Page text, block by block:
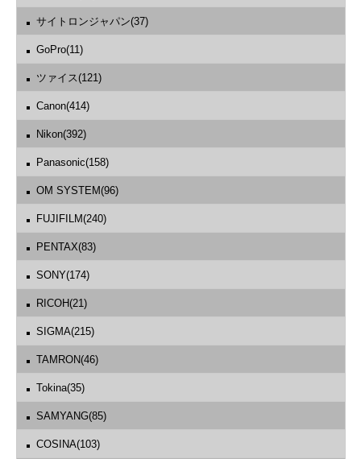
サイトロンジャパン(37)
GoPro(11)
ツァイス(121)
Canon(414)
Nikon(392)
Panasonic(158)
OM SYSTEM(96)
FUJIFILM(240)
PENTAX(83)
SONY(174)
RICOH(21)
SIGMA(215)
TAMRON(46)
Tokina(35)
SAMYANG(85)
COSINA(103)